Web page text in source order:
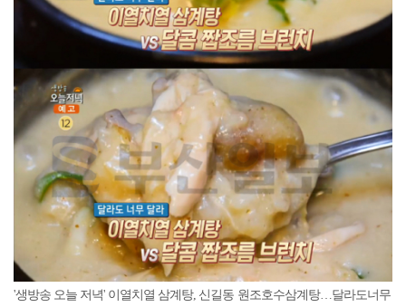
'생방송 오늘 저녁' 이열치열 삼계탕, 신길동 원조호수삼계탕…달라도너무